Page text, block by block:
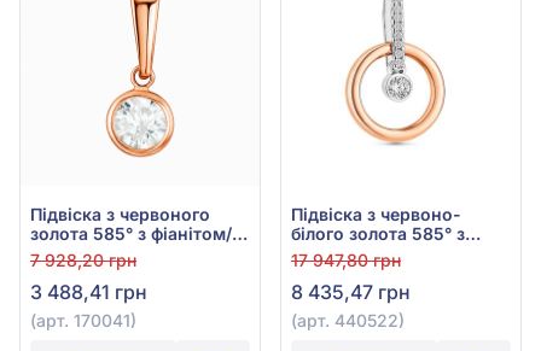
Підвіска з червоного
золота 585° з фіанітом/
куб.цирконієм, арт.
170041
7 928,20 грн
3 488,41 грн
(арт. 170041)
Підвіска з червоно-
білого золота 585° з
фіанітом/куб.цирконієм,
арт. 440522
17 947,80 грн
8 435,47 грн
(арт. 440522)